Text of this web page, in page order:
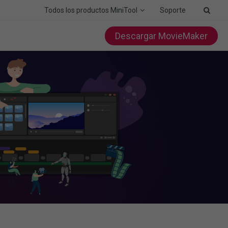
Todos los productos MiniTool Soporte
Descargar MovieMaker